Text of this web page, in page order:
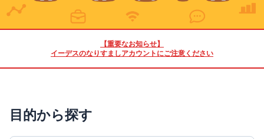
【重要なお知らせ】
イーデスのなりすましアカウントにご注意ください
目的から探す